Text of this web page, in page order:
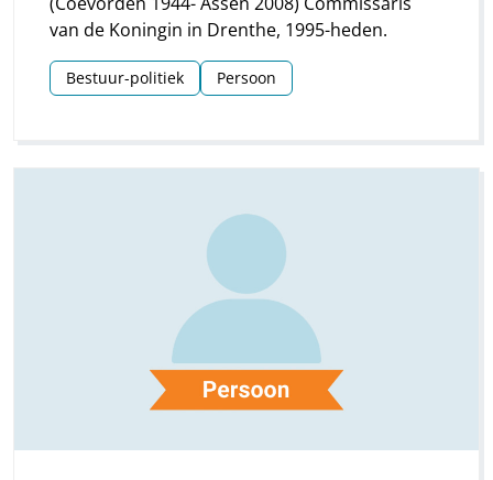
van de Koningin in Drenthe, 1995-heden.
Bestuur-politiek Persoon